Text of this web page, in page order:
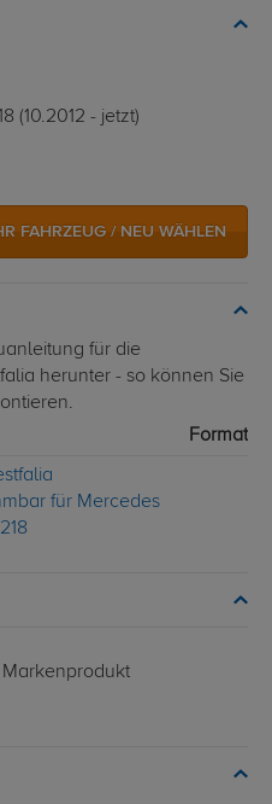
(10.2012 - jetzt)
FAHRZEUG / NEU WÄHLEN
für die
herunter - so können Sie
Format
für Mercedes